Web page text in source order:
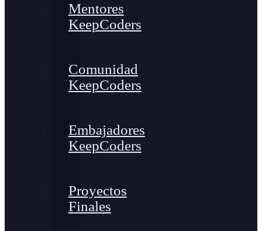
Mentores
KeepCoders
Comunidad
KeepCoders
Embajadores
KeepCoders
Proyectos
Finales